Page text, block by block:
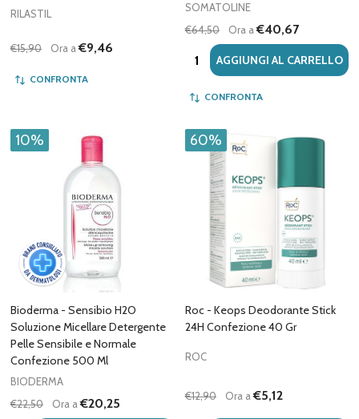
RILASTIL
€15,90 Ora a€9,46
CONFRONTA
SOMATOLINE
€64,50
Ora a€40,67
Quantità:AGGIUNGI AL CARRELLO
CONFRONTA
10%
Bioderma - Sensibio H2O
Soluzione Micellare Detergente
Pelle Sensibile e Normale
Confezione 500 Ml
BIODERMA
€22,50
Ora a€20,25
60%
Roc - Keops Deodorante Stick
24H Confezione 40 Gr
ROC
€12,90 Ora a€5,12